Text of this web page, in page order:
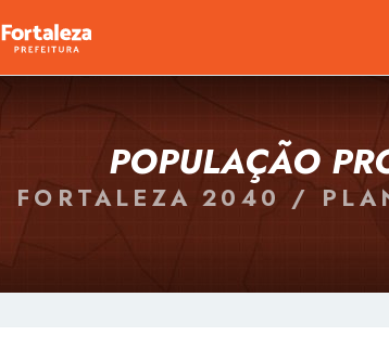
POPULAÇÃO
FORTALEZA 2040 /